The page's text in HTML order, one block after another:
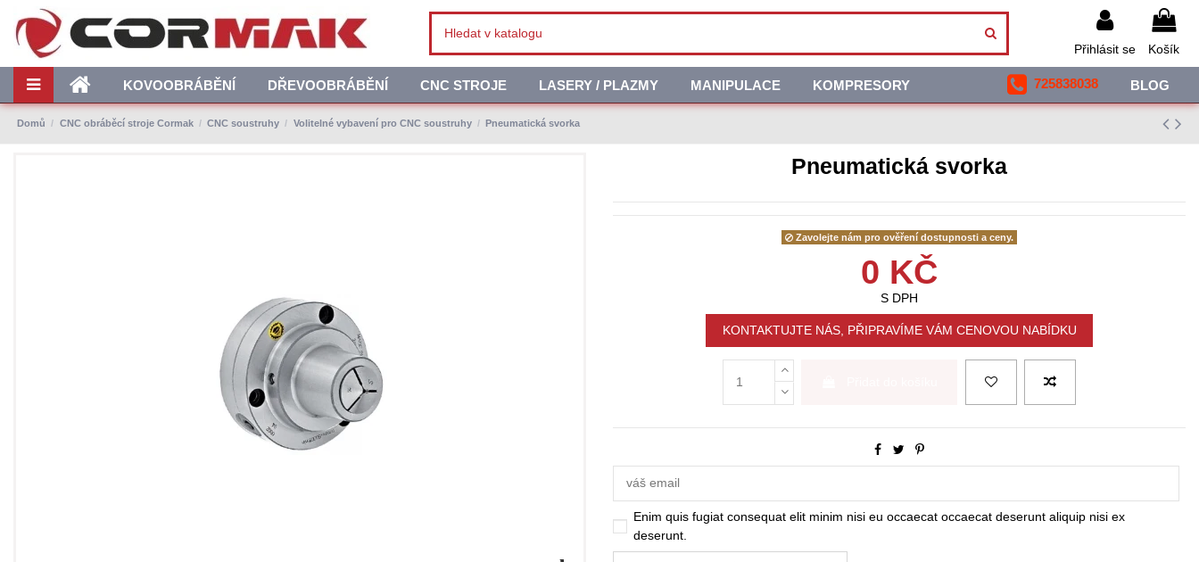
Přihlásit se Košík
KOVOOBRÁBĚNÍ DŘEVOOBRÁBĚNÍ CNC STROJE LASERY / PLAZMY MANIPULACE KOMPRESORY BLOG
725838038
Domů CNC obráběcí stroje Cormak CNC soustruhy Volitelné vybavení pro CNC soustruhy Pneumatická svorka
Pneumatická svorka
Zavolejte nám pro ověření dostupnosti a ceny.
0 KČ
S DPH
KONTAKTUJTE NÁS, PŘIPRAVÍME VÁM CENOVOU NABÍDKU
Enim quis fugiat consequat elit minim nisi eu occaecat occaecat deserunt aliquip nisi ex
deserunt.